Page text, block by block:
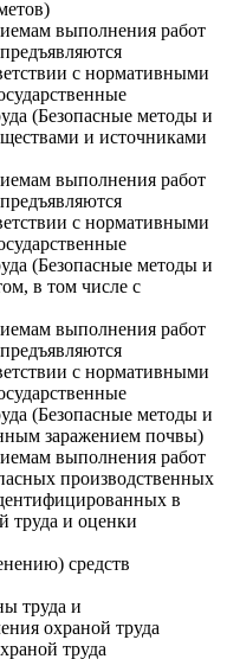
выполнения работ
с нормативными
(Безопасные методы и
и источниками
выполнения работ
с нормативными
(Безопасные методы и
в том числе с
выполнения работ
с нормативными
(Безопасные методы и
заражением почвы)
выполнения работ
производственных
в
труда и оценки
средств
труда и
охраной труда
труда